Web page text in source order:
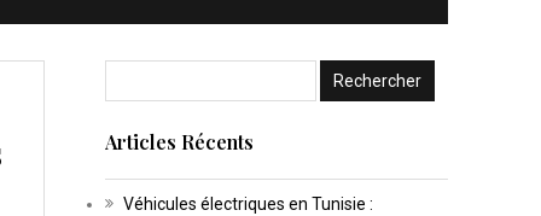
Articles Récents
Véhicules électriques en Tunisie :